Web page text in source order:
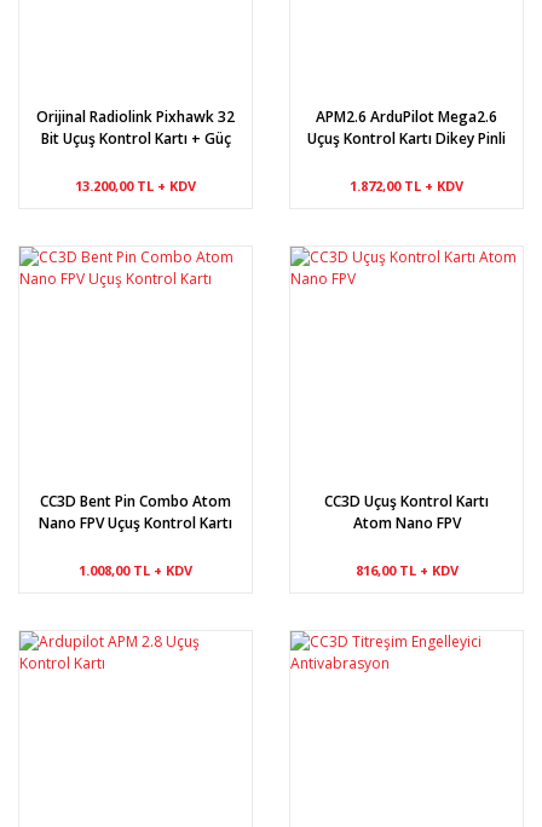
Orijinal Radiolink Pixhawk 32
Bit Uçuş Kontrol Kartı + Güç
13.200,00 TL + KDV
APM2.6 ArduPilot Mega2.6
Uçuş Kontrol Kartı Dikey Pinli
1.872,00 TL + KDV
CC3D Bent Pin Combo Atom
Nano FPV Uçuş Kontrol Kartı
1.008,00 TL + KDV
CC3D Uçuş Kontrol Kartı
Atom Nano FPV
816,00 TL + KDV